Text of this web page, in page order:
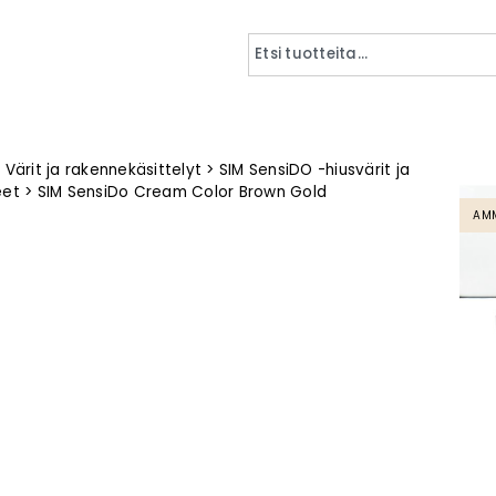
Värit ja rakennekäsittelyt > SIM SensiDO -hiusvärit ja
> SIM SensiDo Cream Color Brown Gold